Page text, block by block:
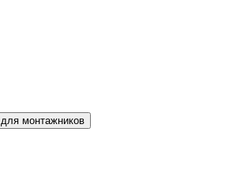
Регистрация для монтажников